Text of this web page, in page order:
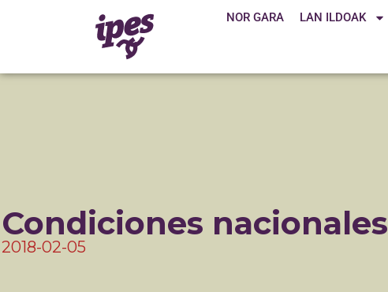
NOR GARA LAN ILDOAK
Condiciones nacionales
2018-02-05